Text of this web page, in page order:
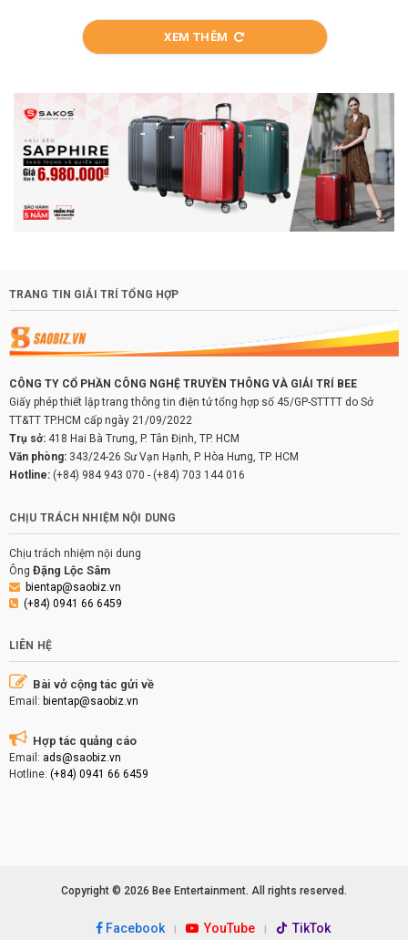
XEM THÊM
TRANG TIN GIẢI TRÍ TỔNG HỢP
CÔNG TY CỔ PHẦN CÔNG NGHỆ TRUYỀN THÔNG VÀ GIẢI TRÍ BEE
Giấy phép thiết lập trang thông tin điện tử tổng hợp số 45/GP-STTTT do Sở
TT&TT TP.HCM cấp ngày 21/09/2022
Trụ sở: 418 Hai Bà Trưng, P. Tân Định, TP. HCM
Văn phòng: 343/24-26 Sư Vạn Hạnh, P. Hòa Hưng, TP. HCM
Hotline: (+84) 984 943 070 - (+84) 703 144 016
CHỊU TRÁCH NHIỆM NỘI DUNG
Chịu trách nhiệm nội dung
Ông Đặng Lộc Sâm
bientap@saobiz.vn
(+84) 0941 66 6459
LIÊN HỆ
Bài vở cộng tác gửi về
Email: bientap@saobiz.vn
Hợp tác quảng cáo
Email: ads@saobiz.vn
Hotline: (+84) 0941 66 6459
Copyright © 2026 Bee Entertainment. All rights reserved.
Facebook YouTube TikTok